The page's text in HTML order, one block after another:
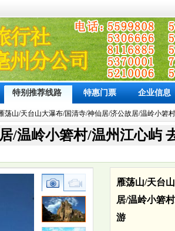
特别推荐线路 特惠门票 企业信息
荡山/天台山大瀑布/国清寺/神仙居/济公故居/温岭小箬
/温岭小箬村/温州江心屿
雁荡山/天台
居/温岭小箬
游